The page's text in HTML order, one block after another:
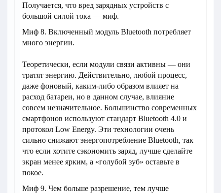
Получается, что вред зарядных устройств с
большой силой тока — миф.
Миф 8. Включенный модуль Bluetooth потребляет
много энергии.
Теоретически, если модули связи активны — они
тратят энергию. Действительно, любой процесс,
даже фоновый, каким-либо образом влияет на
расход батареи, но в данном случае, влияние
совсем незначительное. Большинство современных
смартфонов используют стандарт Bluetooth 4.0 и
протокол Low Energy. Эти технологии очень
сильно снижают энергопотребление Bluetooth, так
что если хотите сэкономить заряд, лучше сделайте
экран менее ярким, а «голубой зуб» оставьте в
покое.
Миф 9. Чем больше разрешение, тем лучше